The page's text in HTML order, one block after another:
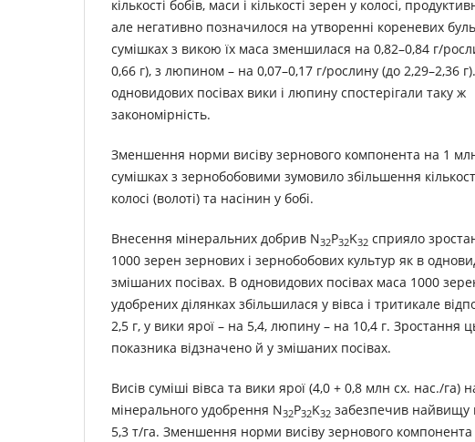
кількості бобів, маси і кількості зерен у колосі,
але негативно позначилося на утворенні кореневих
сумішках з викою їх маса зменшилася на 0,82–0,84 г/
0,66 г), з люпином – на 0,07–0,17 г/рослину (до 2,29–2,36
одновидових посівах вики і люпину спостерігали таку ж
закономірність.
Зменшення норми висіву зернового компонента на 1
сумішках з зернобобовими зумовило збільшення
колосі (волоті) та насінин у бобі.
Внесення мінеральних добрив N32P32K32 сприяло
1000 зерен зернових і зернобобових культур як в
змішаних посівах. В одновидових посівах маса 1000
удобрених ділянках збільшилася у вівса і тритикале
2,5 г, у вики ярої – на 5,4, люпину – на 10,4 г. Зростання
показника відзначено й у змішаних посівах.
Висів суміші вівса та вики ярої (4,0 + 0,8 млн сх. нас./га)
мінерального удобрення N32P32K32 забезпечив найвищу
5,3 т/га. Зменшення норми висіву зернового